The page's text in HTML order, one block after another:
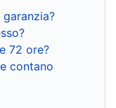
72 ore?
contano